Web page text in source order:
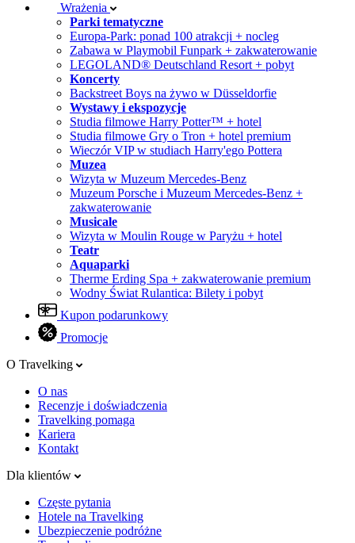
Wrażenia
Parki tematyczne
Europa-Park: ponad 100 atrakcji + nocleg
Zabawa w Playmobil Funpark + zakwaterowanie
LEGOLAND® Deutschland Resort + pobyt
Koncerty
Backstreet Boys na żywo w Düsseldorfie
Wystawy i ekspozycje
Studia filmowe Harry Potter™ + hotel
Studia filmowe Gry o Tron + hotel premium
Wieczór VIP w studiach Harry'ego Pottera
Muzea
Wizyta w Muzeum Mercedes-Benz
Muzeum Porsche i Muzeum Mercedes-Benz +
zakwaterowanie
Musicale
Wizyta w Moulin Rouge w Paryżu + hotel
Teatr
Aquaparki
Therme Erding Spa + zakwaterowanie premium
Wodny Świat Rulantica: Bilety i pobyt
Kupon podarunkowy
Promocje
O Travelking
O nas
Recenzje i doświadczenia
Travelking pomaga
Kariera
Kontakt
Dla klientów
Częste pytania
Hotele na Travelking
Ubezpieczenie podróżne